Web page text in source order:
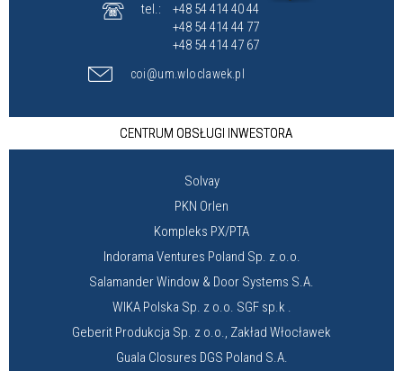
tel.:
+48 54 414 40 44
+48 54 414 44 77
+48 54 414 47 67
coi@um.wloclawek.pl
CENTRUM OBSŁUGI INWESTORA
Solvay
PKN Orlen
Kompleks PX/PTA
Indorama Ventures Poland Sp. z.o.o.
Salamander Window & Door Systems S.A.
WIKA Polska Sp. z o.o. SGF sp.k .
Geberit Produkcja Sp. z o.o., Zakład Włocławek
Guala Closures DGS Poland S.A.